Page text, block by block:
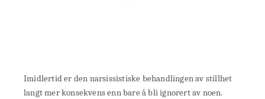
Imidlertid er den narsissistiske behandlingen av stillhet
langt mer konsekvens enn bare å bli ignorert av noen.